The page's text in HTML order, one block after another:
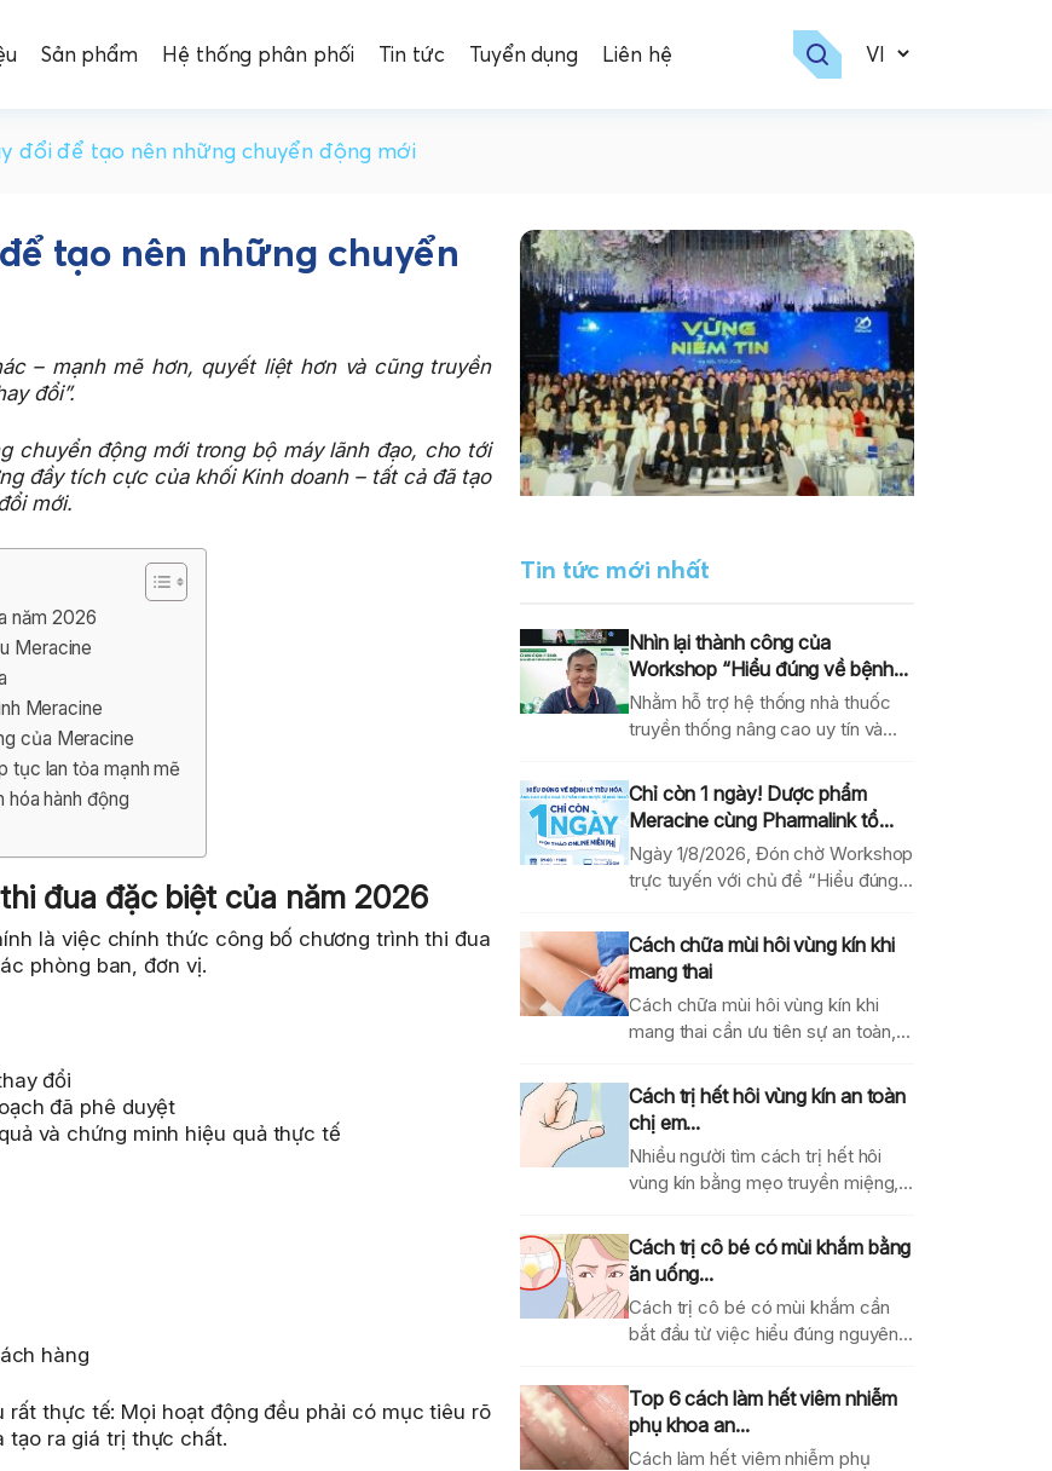
Sản phẩm Hệ thống phân phối Tin tức Tuyển dụng Liên hệ
đổi để tạo nên những chuyển động mới
tạo nên những chuyển
– mạnh mẽ hơn, quyết liệt hơn và cũng truyền
đổi”.
chuyển động mới trong bộ máy lãnh đạo, cho tới
đầy tích cực của khối Kinh doanh – tất cả đã tạo
mới.
năm 2026
Meracine
Meracine
của Meracine
tục lan tỏa mạnh mẽ
hóa hành động
đua đặc biệt của năm 2026
là việc chính thức công bố chương trình thi đua
phòng ban, đơn vị.
đổi
đã phê duyệt
và chứng minh hiệu quả thực tế
hàng
thực tế: Mọi hoạt động đều phải có mục tiêu rõ
tạo ra giá trị thực chất.
Tin tức mới nhất
Nhìn lại thành công của
Workshop “Hiểu đúng về bệnh...
Nhằm hỗ trợ hệ thống nhà thuốc
truyền thống nâng cao uy tín và
Chỉ còn 1 ngày! Dược phẩm
Meracine cùng Pharmalink tổ...
Ngày 1/8/2026, Đón chờ Workshop
trực tuyến với chủ đề “Hiểu đúng
Cách chữa mùi hôi vùng kín khi
mang thai
Cách chữa mùi hôi vùng kín khi
mang thai cần ưu tiên sự an toàn,...
Cách trị hết hôi vùng kín an toàn
chị em...
Nhiều người tìm cách trị hết hôi
vùng kín bằng mẹo truyền miệng,
Cách trị cô bé có mùi khắm bằng
ăn uống...
Cách trị cô bé có mùi khắm cần
bắt đầu từ việc hiểu đúng nguyên...
Top 6 cách làm hết viêm nhiễm
phụ khoa an...
Cách làm hết viêm nhiễm phụ